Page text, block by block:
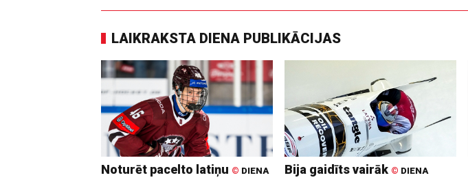
LAIKRAKSTA DIENA PUBLIKĀCIJAS
Noturēt pacelto latiņu © DIENA Bija gaidīts vairāk © DIENA